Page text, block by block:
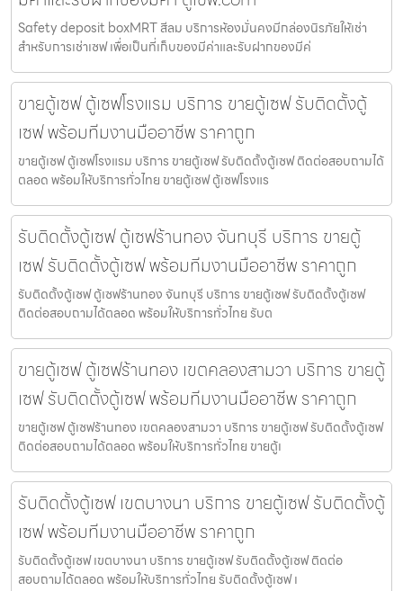
Safety deposit boxMRT สีลม บริการห้องมั่นคงมีกล่องนิรภัยให้เช่า
สำหรับการเช่าเซฟ เพื่อเป็นที่เก็บของมีค่าและรับฝากของมีค่
ขายตู้เซฟ ตู้เซฟโรงแรม บริการ ขายตู้เซฟ รับติดตั้งตู้
เซฟ พร้อมทีมงานมืออาชีพ ราคาถูก
ขายตู้เซฟ ตู้เซฟโรงแรม บริการ ขายตู้เซฟ รับติดตั้งตู้เซฟ ติดต่อสอบถามได้
ตลอด พร้อมให้บริการทั่วไทย ขายตู้เซฟ ตู้เซฟโรงแร
รับติดตั้งตู้เซฟ ตู้เซฟร้านทอง จันทบุรี บริการ ขายตู้
เซฟ รับติดตั้งตู้เซฟ พร้อมทีมงานมืออาชีพ ราคาถูก
รับติดตั้งตู้เซฟ ตู้เซฟร้านทอง จันทบุรี บริการ ขายตู้เซฟ รับติดตั้งตู้เซฟ
ติดต่อสอบถามได้ตลอด พร้อมให้บริการทั่วไทย รับต
ขายตู้เซฟ ตู้เซฟร้านทอง เขตคลองสามวา บริการ ขายตู้
เซฟ รับติดตั้งตู้เซฟ พร้อมทีมงานมืออาชีพ ราคาถูก
ขายตู้เซฟ ตู้เซฟร้านทอง เขตคลองสามวา บริการ ขายตู้เซฟ รับติดตั้งตู้เซฟ
ติดต่อสอบถามได้ตลอด พร้อมให้บริการทั่วไทย ขายตู้เ
รับติดตั้งตู้เซฟ เขตบางนา บริการ ขายตู้เซฟ รับติดตั้งตู้
เซฟ พร้อมทีมงานมืออาชีพ ราคาถูก
รับติดตั้งตู้เซฟ เขตบางนา บริการ ขายตู้เซฟ รับติดตั้งตู้เซฟ ติดต่อ
สอบถามได้ตลอด พร้อมให้บริการทั่วไทย รับติดตั้งตู้เซฟ เ